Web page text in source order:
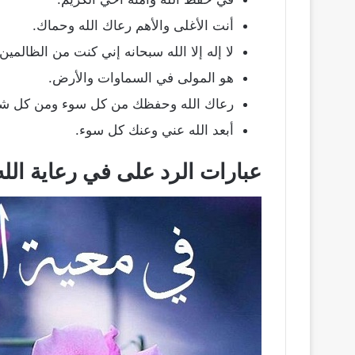
أنت الأغلى والأهم رعاك الله وحماك.
لا إله إلا الله سبحانه إني كنت من
هو المولى في السماوات والأرض.
رعاك الله وحفظك من كل سوء ومن كل
أبعد الله عني وعنك كل سوء.
عبارات الرد على في رعاية